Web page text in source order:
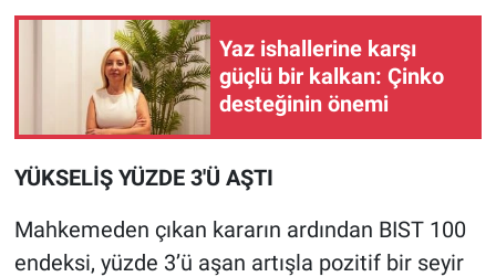
Yaz ishallerine karşı
güçlü bir kalkan: Çinko
desteğinin önemi
YÜKSELİŞ YÜZDE 3'Ü AŞTI
Mahkemeden çıkan kararın ardından BIST 100
endeksi, yüzde 3’ü aşan artışla pozitif bir seyir
Ne demişti
Nedir
Popüler
Programlar
Sağlık